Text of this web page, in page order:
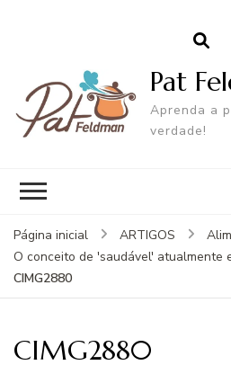
Pat
Aprenda a
verdade!
Página inicial ARTIGOS
O conceito de 'saudável' atualmente
CIMG2880
CIMG2880